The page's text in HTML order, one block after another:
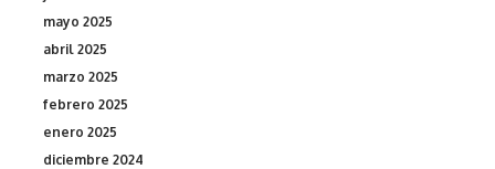
mayo 2025
abril 2025
marzo 2025
febrero 2025
enero 2025
diciembre 2024